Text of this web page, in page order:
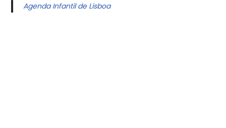
Agenda Infantil de Lisboa